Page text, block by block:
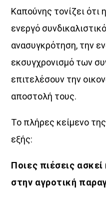
θέματα από τον πολιτισμό
νέες ιδέες, πρόσωπα και
εκπέμπει από την καρδιά
και μετατρέπει τον
Κάθε Δευτέρα έως
στον Aegean Voice 107.5
Γιατί όταν η Αθήνα συναντά
η μουσική αποκτά άλλη
Καπούνης τονίζει ότι
ενεργό
ανασυγκρότηση, την
εκσυγχρονισμό των
επιτελέσουν την
αποστολή τους.
Το πλήρες κείμενο
εξής:
Ποιες πιέσεις
στην αγροτική